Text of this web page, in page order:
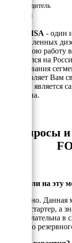
Производитель
Гарантия
ONIS VISA - один
промышленных
начал свою
закрепился на
оборудования
представляет Вам
который является
Альбиона.
Вопросы
Можно ли на эту
Да, можно. Данная
электростартер, а
даже желательна в
функцию